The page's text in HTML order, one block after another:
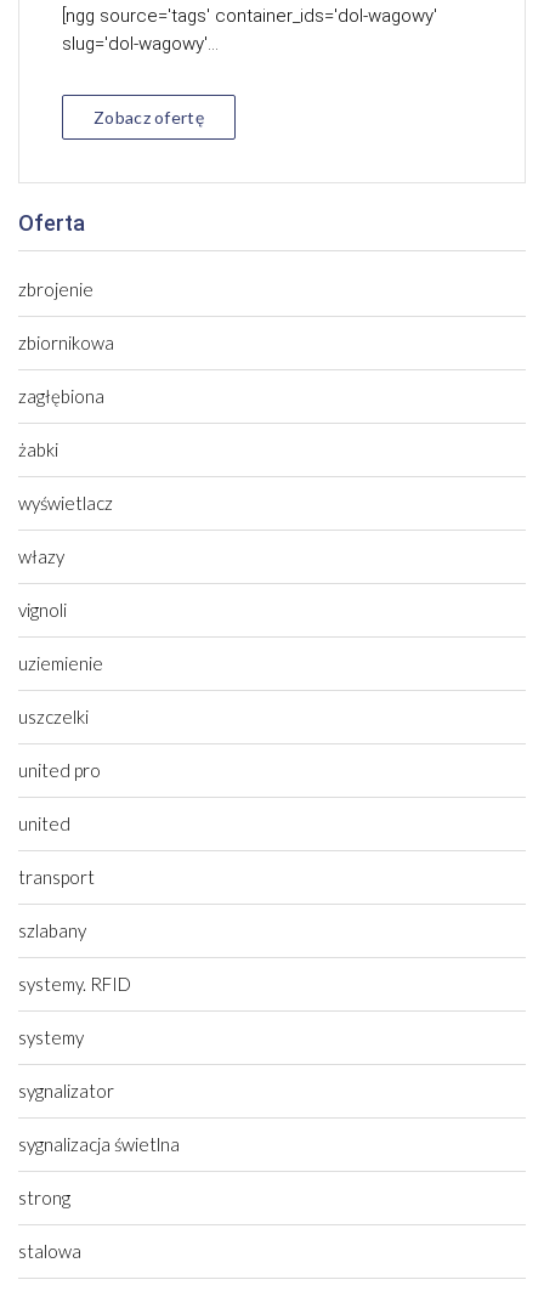
[ngg source='tags' container_ids='dol-wagowy'
slug='dol-wagowy'...
Zobacz ofertę
Oferta
zbrojenie
zbiornikowa
zagłębiona
żabki
wyświetlacz
włazy
vignoli
uziemienie
uszczelki
united pro
united
transport
szlabany
systemy. RFID
systemy
sygnalizator
sygnalizacja świetlna
strong
stalowa